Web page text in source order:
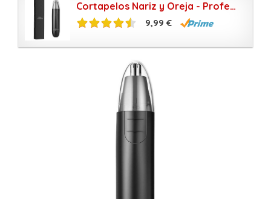
Cortapelos Nariz y Oreja - Profesional Nose Hair Trimmer con LED Hojas de Acero Inoxidable de Doble Borde de Anjou Afeitadora para Nariz Oído y Pelo Facial Cabeza Desmontable Lavable– Negro
9,99 €